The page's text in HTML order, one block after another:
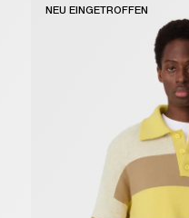
NEU EINGETROFFEN